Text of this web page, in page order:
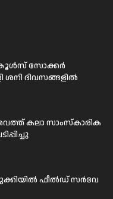
സോക്കർ
ശനി ദിവസങ്ങളിൽ
കലാ സാംസ്കാരിക
ഫീല്‍ഡ് സര്‍വേ